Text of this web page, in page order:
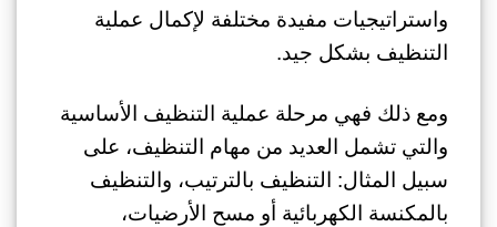
واستراتيجيات مفيدة مختلفة لإكمال عملية
التنظيف بشكل جيد.
ومع ذلك فهي مرحلة عملية التنظيف الأساسية
والتي تشمل العديد من مهام التنظيف، على
سبيل المثال: التنظيف بالترتيب، والتنظيف
بالمكنسة الكهربائية أو مسح الأرضيات،